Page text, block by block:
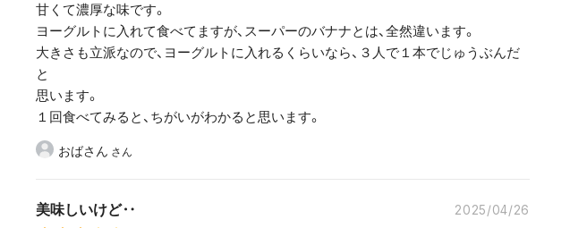
甘くて濃厚な味です。
ヨーグルトに入れて食べてますが、スーパーのバナナとは、全然違います。
大きさも立派なので、ヨーグルトに入れるくらいなら、３人で１本でじゅうぶんだ
と
思います。
１回食べてみると、ちがいがわかると思います。
おばさん
美味しいけど‥ 2025/04/26